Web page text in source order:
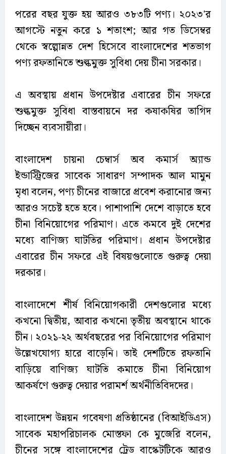
পরের বছর যুক্ত হয় আরও ৩৮৩টি পণ্য। ২০২৩'র
আগস্টে নতুন করে ১ শতাংশ; আর গত ডিসেম্বর
থেকে স্বল্পোন্নত দেশ হিসেবে বাংলাদেশের শতভাগ
পণ্য রফতানিতে শুল্কমুক্ত সুবিধা দেয় চীনা সরকার।
এ অবস্থায় প্রধান উপদেষ্টার এবারের চীন সফরে
শুল্কমুক্ত সুবিধা বাস্তবায়নে দর কষাকষির তাগিদ
দিচ্ছেন ব্যবসায়ীরা।
বাংলাদেশ চায়না চেম্বার্স অব কমার্স অ্যান্ড
ইন্ডাস্ট্রিজের সাবেক সাধারণ সম্পাদক আল মামুন
মৃধা বলেন, পণ্য চীনের বাজারে প্রবেশ করানোর জন্য
আরও সচেষ্ট হতে হবে। পাশাপাশি দেশে বাড়াতে হবে
চীনা বিনিয়োগের পরিমাণ। এতে কমবে দুই দেশের
মধ্যে বাণিজ্য ঘাটতির পরিমাণ। প্রধান উপদেষ্টার
এবারের চীন সফরে এই বিষয়গুলোতে গুরুত্ব দেয়া
দরকার।
বাংলাদেশে শীর্ষ বিনিয়োগকারী দেশগুলোর মধ্যে
কখনো দ্বিতীয়, আবার কখনো তৃতীয় অবস্থানে থাকে
চীন। ২০২১-২২ অর্থবছরের পর বিনিয়োগের পরিমাণ
উল্লেখযোগ্য হারে বাড়েনি। তাই দেশটিতে রফতানি
বাড়িয়ে বাণিজ্য ঘাটতি কমাতে চীনা বিনিয়োগ
আকর্ষণে গুরুত্ব দেয়ার পরামর্শ অর্থনীতিবিদদের।
বাংলাদেশ উন্নয়ন গবেষণা প্রতিষ্ঠানের (বিআইডিএস)
সাবেক মহাপরিচালক মোস্তফা কে মুজেরি বলেন,
চীনের সঙ্গে বাংলাদেশের ট্রেড বাস্কেটটিকে আরও